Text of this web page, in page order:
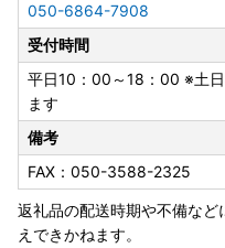
050-6864-7908
受付時間
平日10：00～18：00 ※土
ます
備考
FAX：050-3588-2325
返礼品の配送時期や不備な
えできかねます。